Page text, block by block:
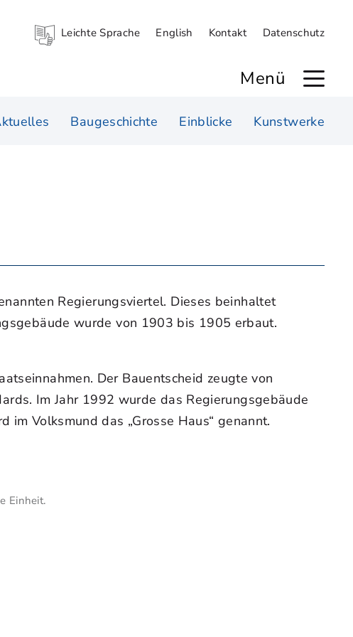
Leichte Sprache English Kontakt Datenschutz
Menü
Baugeschichte Einblicke Kunstwerke
Regierungsviertel. Dieses beinhaltet
wurde von 1903 bis 1905 erbaut.
Der Bauentscheid zeugte von
Im Jahr 1992 wurde das Regierungsgebäude
Volksmund das „Grosse Haus“ genannt.
Einheit.